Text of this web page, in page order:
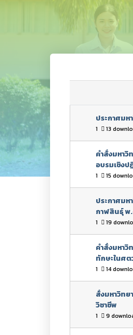
ประกาศมห
1 13
คำสั่งมหาวิ
อบรมเชิง
1 15
ประกาศมห
กาฬสินธุ์
1 19
คำสั่งมหา
ทักษะในศต
1 14
สั่งมหาวิท
วิชาชีพ
1 9